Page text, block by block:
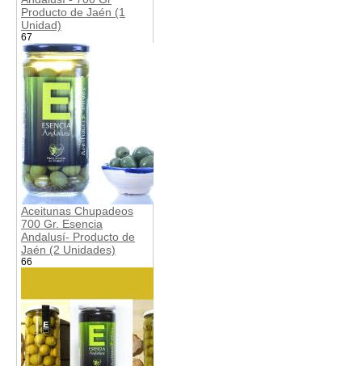
Producto de Jaén (1
Unidad)
67
Aceitunas Chupadeos
700 Gr. Esencia
Andalusí- Producto de
Jaén (2 Unidades)
66